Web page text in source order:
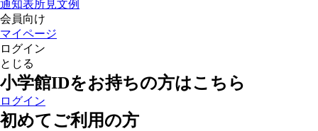
通知表所見文例
会員向け
マイページ
ログイン
とじる
小学館IDをお持ちの方はこちら
ログイン
初めてご利用の方